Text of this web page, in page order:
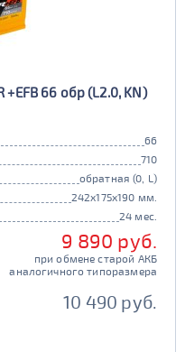
+EFB 66 обр (L2.0, KN)
66
710
обратная (0, L)
242x175x190 мм.
24 мес.
9 890 руб.
при обмене старой АКБ
аналогичного типоразмера
10 490 руб.